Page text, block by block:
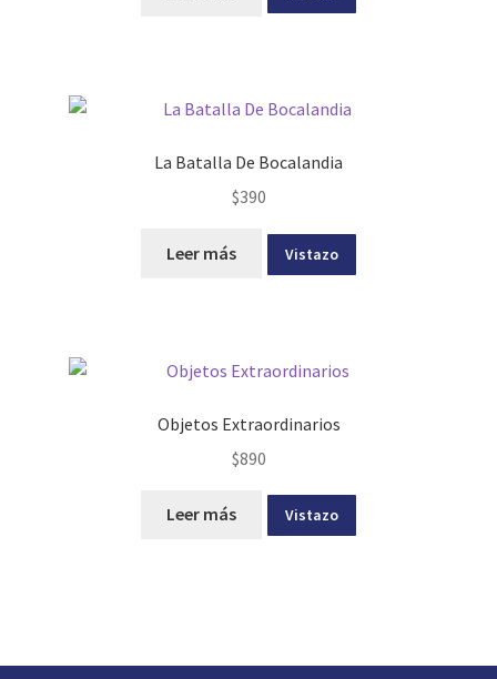
La Batalla De Bocalandia
$390
Leer más Vistazo
Objetos Extraordinarios
$890
Leer más Vistazo